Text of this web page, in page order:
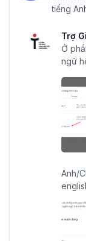
tiếng
Trợ
Ở
ngữ
Anh/